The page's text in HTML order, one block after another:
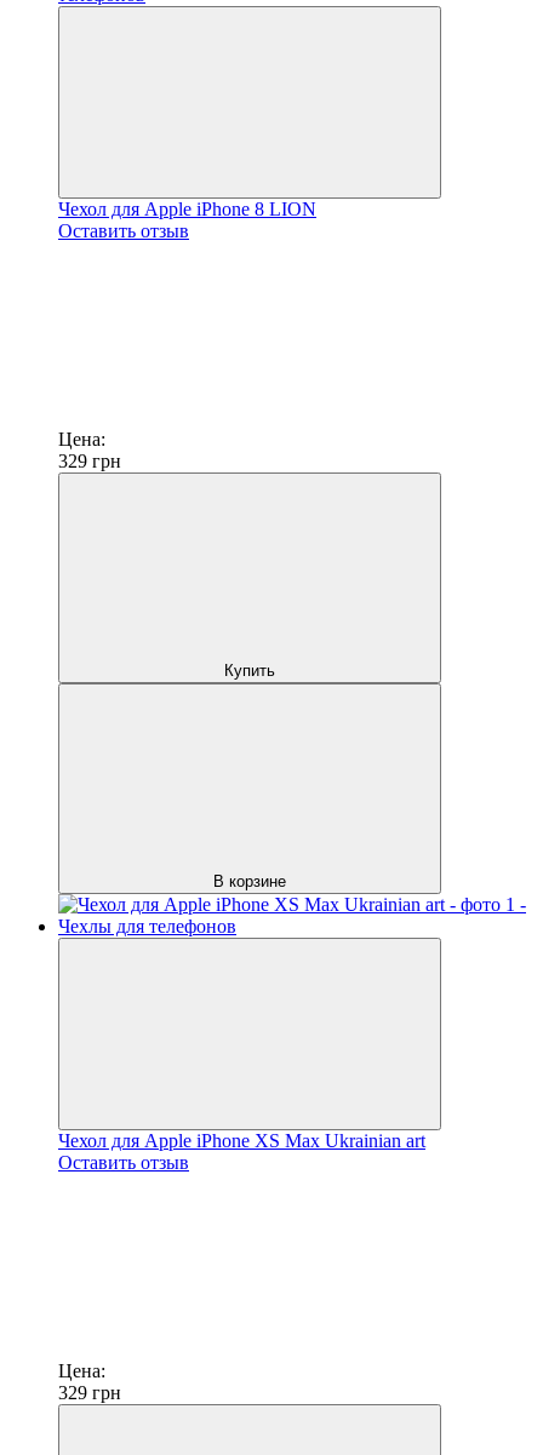
Чехол для Apple iPhone 8 LION
Оставить отзыв
Цена:
329 грн
Купить
В корзине
Чехол для Apple iPhone XS Max Ukrainian art
Оставить отзыв
Цена:
329 грн